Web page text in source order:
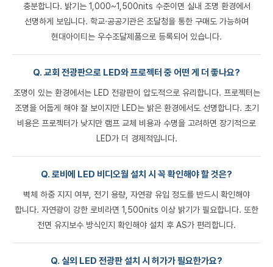
충분합니다. 밝기는 1,000~1,500nits 수준이면 실내 조명 환경에서
선명하게 보입니다. 학교·공공기관은 조달청을 통한 구매도 가능하며
현대아이티는 우수조달제품으로 등록되어 있습니다.
Q. 교회 전광판으로 LED와 프로젝터 중 어떤 게 더 좋나요?
조명이 있는 환경에서는 LED 전광판이 압도적으로 유리합니다. 프로젝터는
조명을 어둡게 해야 잘 보이지만 LED는 밝은 환경에서도 선명합니다. 초기
비용은 프로젝터가 낮지만 램프 교체 비용과 수명을 고려하면 장기적으로
LED가 더 경제적입니다.
Q. 로비에 LED 비디오월 설치 시 꼭 확인해야 할 것은?
벽체 하중 지지 여부, 전기 용량, 자연광 유입 정도를 반드시 확인해야
합니다. 자연광이 강한 로비라면 1,500nits 이상 밝기가 필요합니다. 또한
전면 유지보수 방식인지 확인해야 설치 후 AS가 편리합니다.
Q. 실외 LED 전광판 설치 시 허가가 필요한가요?